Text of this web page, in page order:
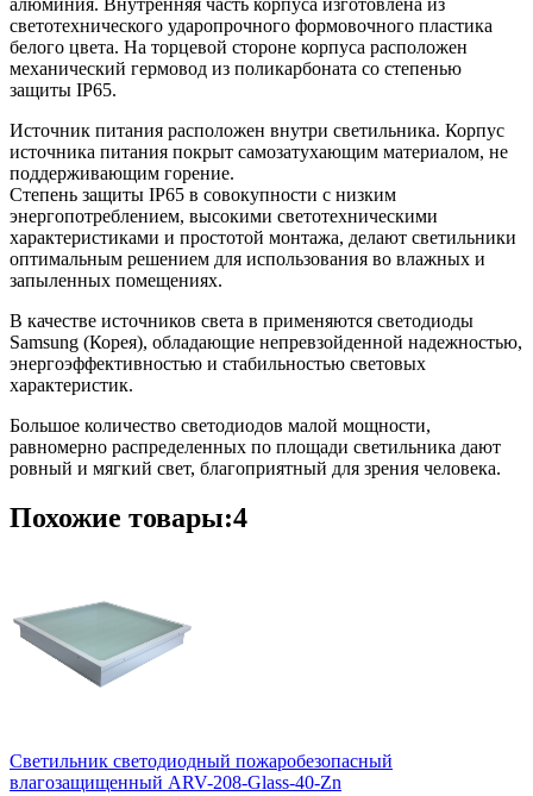
светотехнического ударопрочного формовочного пластика
белого цвета. На торцевой стороне корпуса расположен
механический гермовод из поликарбоната со степенью
защиты IP65.
Источник питания расположен внутри светильника. Корпус
источника питания покрыт самозатухающим материалом, не
поддерживающим горение.
Степень защиты IP65 в совокупности с низким
энергопотреблением, высокими светотехническими
характеристиками и простотой монтажа, делают светильники
оптимальным решением для использования во влажных и
запыленных помещениях.
В качестве источников света в применяются светодиоды
Samsung (Корея), обладающие непревзойденной надежностью,
энергоэффективностью и стабильностью световых
характеристик.
Большое количество светодиодов малой мощности,
равномерно распределенных по площади светильника дают
ровный и мягкий свет, благоприятный для зрения человека.
Похожие товары:4
Светильник светодиодный пожаробезопасный
влагозащищенный ARV-208-Glass-40-Zn